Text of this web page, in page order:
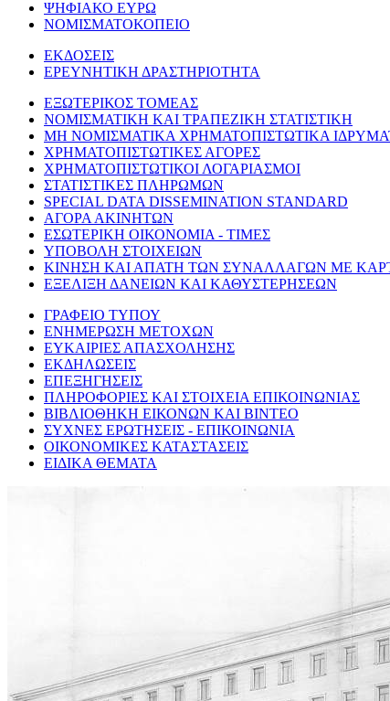
ΨΗΦΙΑΚΟ ΕΥΡΩ
ΝΟΜΙΣΜΑΤΟΚΟΠΕΙΟ
ΕΚΔΟΣΕΙΣ
ΕΡΕΥΝΗΤΙΚΗ ΔΡΑΣΤΗΡΙΟΤΗΤΑ
ΕΞΩΤΕΡΙΚΟΣ ΤΟΜΕΑΣ
ΝΟΜΙΣΜΑΤΙΚΗ ΚΑΙ ΤΡΑΠΕΖΙΚΗ ΣΤΑΤΙΣΤΙΚΗ
ΜΗ ΝΟΜΙΣΜΑΤΙΚΑ ΧΡΗΜΑΤΟΠΙΣΤΩΤΙΚΑ
ΧΡΗΜΑΤΟΠΙΣΤΩΤΙΚΕΣ ΑΓΟΡΕΣ
ΧΡΗΜΑΤΟΠΙΣΤΩΤΙΚΟΙ ΛΟΓΑΡΙΑΣΜΟΙ
ΣΤΑΤΙΣΤΙΚΕΣ ΠΛΗΡΩΜΩΝ
SPECIAL DATA DISSEMINATION STANDARD
ΑΓΟΡΑ ΑΚΙΝΗΤΩΝ
ΕΣΩΤΕΡΙΚΗ ΟΙΚΟΝΟΜΙΑ - ΤΙΜΕΣ
ΥΠΟΒΟΛΗ ΣΤΟΙΧΕΙΩΝ
ΚΙΝΗΣΗ ΚΑΙ ΑΠΑΤΗ ΤΩΝ ΣΥΝΑΛΛΑΓΩΝ ΜΕ
ΕΞΕΛΙΞΗ ΔΑΝΕΙΩΝ ΚΑΙ ΚΑΘΥΣΤΕΡΗΣΕΩΝ
ΓΡΑΦΕΙΟ ΤΥΠΟΥ
ΕΝΗΜΕΡΩΣΗ ΜΕΤΟΧΩΝ
ΕΥΚΑΙΡΙΕΣ ΑΠΑΣΧΟΛΗΣΗΣ
ΕΚΔΗΛΩΣΕΙΣ
ΕΠΕΞΗΓΗΣΕΙΣ
ΠΛΗΡΟΦΟΡΙΕΣ ΚΑΙ ΣΤΟΙΧΕΙΑ ΕΠΙΚΟΙΝΩΝΙΑΣ
ΒΙΒΛΙΟΘΗΚΗ ΕΙΚΟΝΩΝ ΚΑΙ ΒΙΝΤΕΟ
ΣΥΧΝΕΣ ΕΡΩΤΗΣΕΙΣ - ΕΠΙΚΟΙΝΩΝΙΑ
ΟΙΚΟΝΟΜΙΚΕΣ ΚΑΤΑΣΤΑΣΕΙΣ
ΕΙΔΙΚΑ ΘΕΜΑΤΑ